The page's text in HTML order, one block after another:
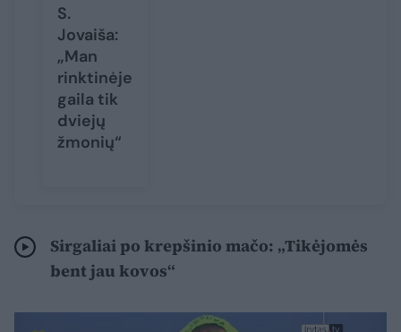
S.
Jovaiša:
„Man
rinktinėje
gaila tik
dviejų
žmonių“
Sirgaliai po krepšinio mačo: „Tikėjomės
bent jau kovos“